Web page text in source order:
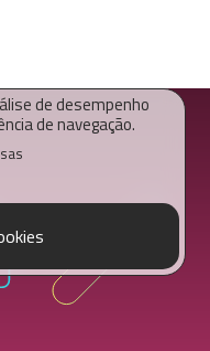
de desempenho
de navegação.